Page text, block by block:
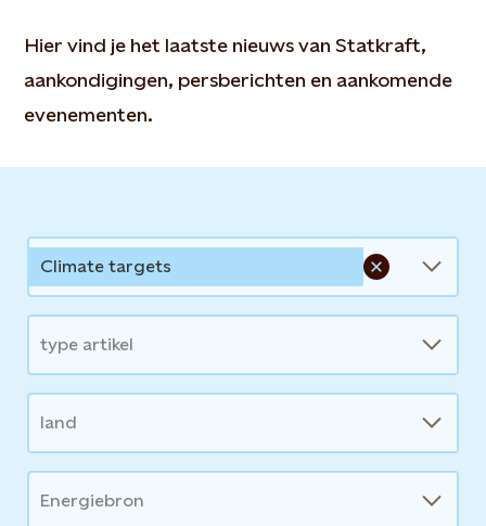
Hier vind je het laatste nieuws van Statkraft,
aankondigingen, persberichten en aankomende
evenementen.
News
Climate targets
type artikel
land
Energiebron